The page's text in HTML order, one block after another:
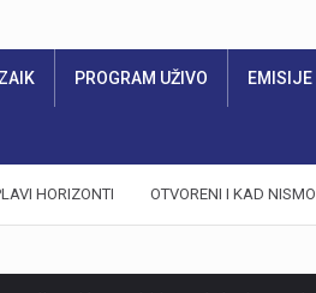
PROGRAM UŽIVO EMISIJE
HORIZONTI OTVORENI I KAD NISMO